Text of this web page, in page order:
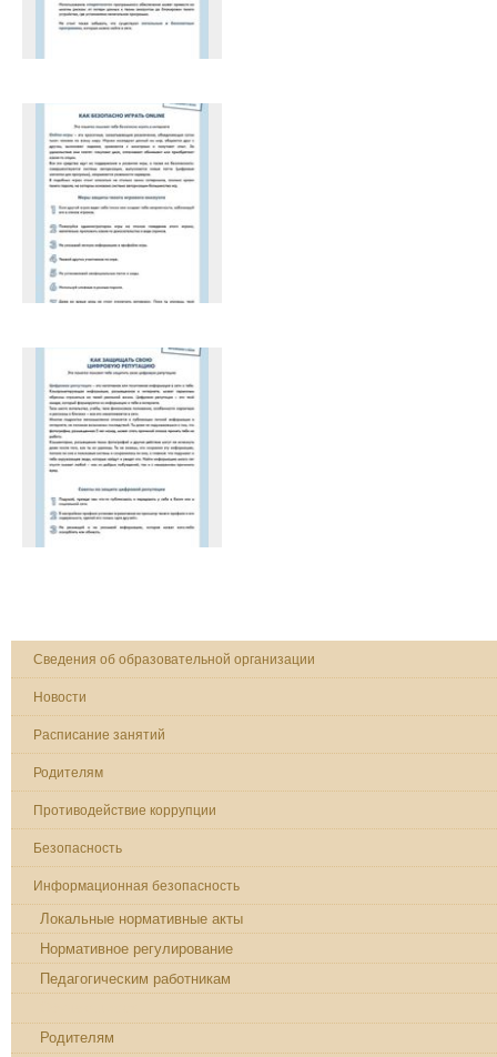
Сведения об образовательной организации
Новости
Расписание занятий
Родителям
Противодействие коррупции
Безопасность
Информационная безопасность
Локальные нормативные акты
Нормативное регулирование
Педагогическим работникам
Родителям